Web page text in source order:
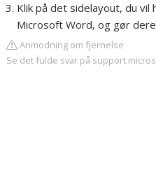
Klik på det sidelayout, du vil
Microsoft Word, og gør
Anmodning om fjernelse
Se det fulde svar på